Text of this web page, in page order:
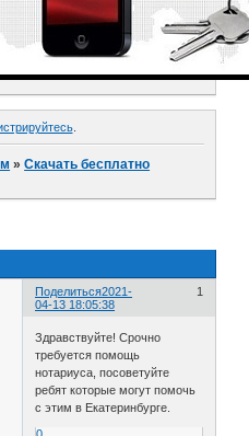
.
»Скачать бесплатно
Поделиться 1
2021-
04-13 18:05:38
Здравствуйте! Срочно
требуется помощь
нотариуса, посоветуйте
ребят которые могут помочь
с этим в Екатеринбурге.